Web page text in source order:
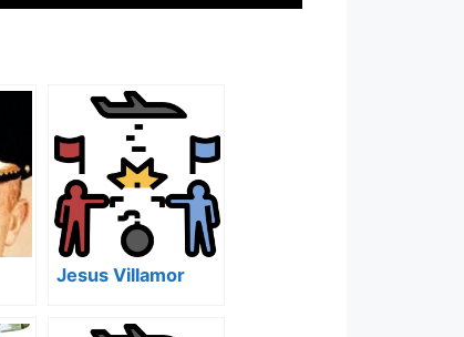
Jesus Villamor